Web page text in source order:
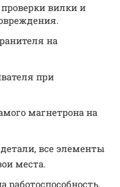
вилки и
на
при
магнетрона на
все элементы
места.
работоспособность,